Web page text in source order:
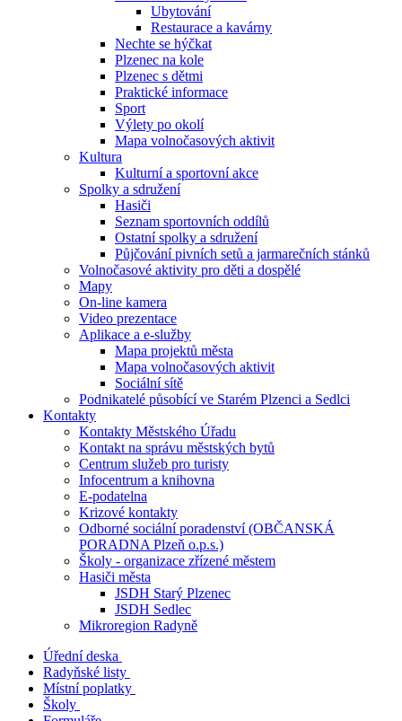
Ubytování
Restaurace a kavárny
Nechte se hýčkat
Plzenec na kole
Plzenec s dětmi
Praktické informace
Sport
Výlety po okolí
Mapa volnočasových aktivit
Kultura
Kulturní a sportovní akce
Spolky a sdružení
Hasiči
Seznam sportovních oddílů
Ostatní spolky a sdružení
Půjčování pivních setů a jarmarečních stánků
Volnočasové aktivity pro děti a dospělé
Mapy
On-line kamera
Video prezentace
Aplikace a e-služby
Mapa projektů města
Mapa volnočasových aktivit
Sociální sítě
Podnikatelé působící ve Starém Plzenci a Sedlci
Kontakty
Kontakty Městského Úřadu
Kontakt na správu městských bytů
Centrum služeb pro turisty
Infocentrum a knihovna
E-podatelna
Krizové kontakty
Odborné sociální poradenství (OBČANSKÁ
PORADNA Plzeň o.p.s.)
Školy - organizace zřízené městem
Hasiči města
JSDH Starý Plzenec
JSDH Sedlec
Mikroregion Radyně
Úřední deska
Radyňské listy
Místní poplatky
Školy